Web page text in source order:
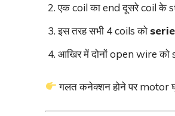
एक coil का end दूसरे coil के
इस तरह सभी 4 coils को
आखिर में दोनों open wire
गलत कनेक्शन होने पर motor